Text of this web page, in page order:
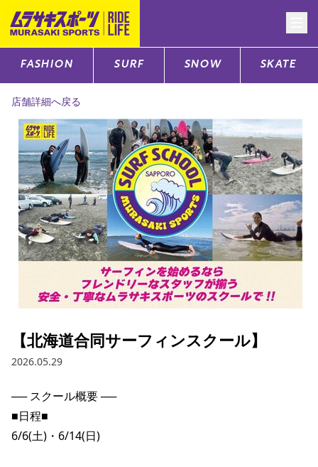
CATEGORY
サーフTOP
スノーTOP
スケートTOP
CONTENTS
ブランド一覧
特集一覧
スタッフスナップ
SUPPORT
ご利用ガイド
会員ランク
FASHION SURF SNOW SKATE
店舗詳細へ戻る
【北海道合同サーフィンスクール】
2026.05.29
── スクール概要 ──
■日程■
6/6(土)・6/14(日)